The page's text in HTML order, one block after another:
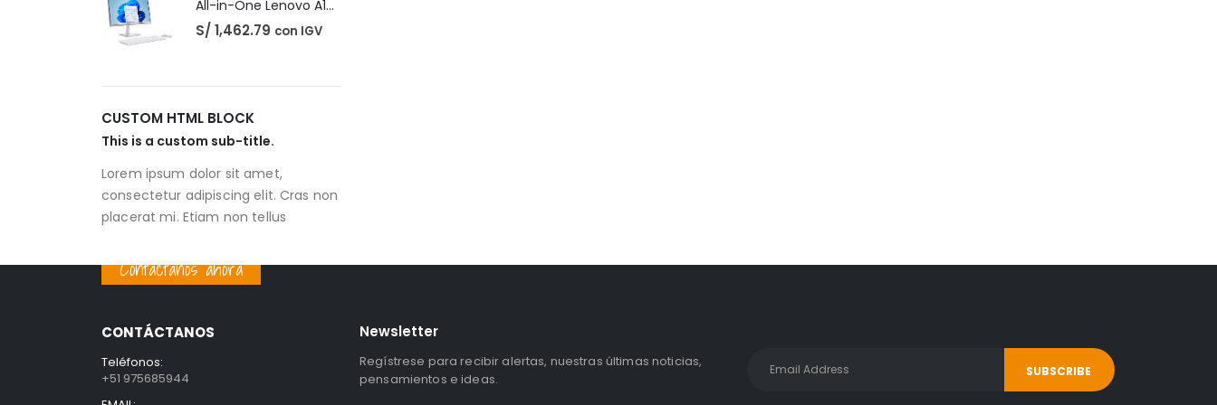
All-in-One Lenovo A100
S/1,462.79 con IGV
CUSTOM HTML BLOCK
This is a custom sub-title.
Lorem ipsum dolor sit amet,
consectetur adipiscing elit. Cras non
placerat mi. Etiam non tellus
Contáctanos ahora
CONTÁCTANOS
Teléfonos:
+51 975685944
Newsletter
Regístrese para recibir alertas, nuestras últimas noticias,
pensamientos e ideas.